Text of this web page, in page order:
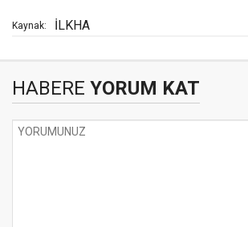
Kaynak: İLKHA
HABERE YORUM KAT